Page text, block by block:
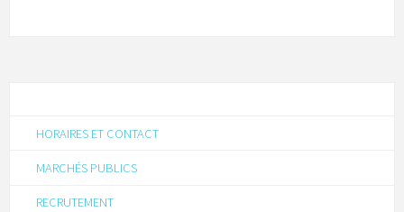
HORAIRES ET CONTACT
MARCHÉS PUBLICS
RECRUTEMENT